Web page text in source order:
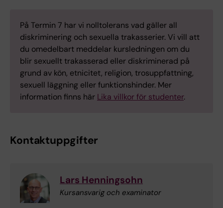
På Termin 7 har vi nolltolerans vad gäller all
diskriminering och sexuella trakasserier. Vi vill att
du omedelbart meddelar kursledningen om du
blir sexuellt trakasserad eller diskriminerad på
grund av kön, etnicitet, religion, trosuppfattning,
sexuell läggning eller funktionshinder. Mer
information finns här Lika villkor för studenter.
Kontaktuppgifter
Lars Henningsohn
Kursansvarig och examinator